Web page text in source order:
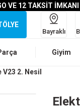
VE 12 TAKSİT İMKANI
Bayraklı
Giyim
2. Nesil